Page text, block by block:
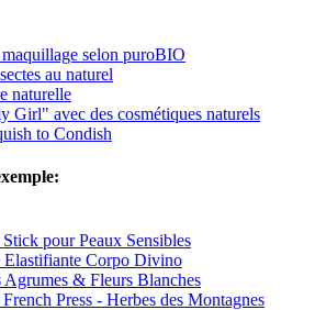
selon puroBIO
au naturel
naturelle
Girl" avec des cosmétiques naturels
to Condish
pour Peaux Sensibles
Elastifiante Corpo Divino
& Fleurs Blanches
Press - Herbes des Montagnes